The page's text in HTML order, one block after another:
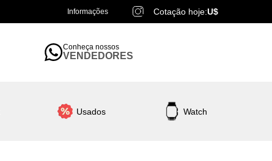
Informações Cotação hoje:U$
Conheça nossos
VENDEDORES
Usados Watch